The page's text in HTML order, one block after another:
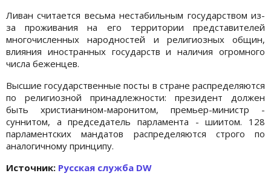
Ливан считается весьма нестабильным государством из-
за проживания на его территории представителей
многочисленных народностей и религиозных общин,
влияния иностранных государств и наличия огромного
числа беженцев.
Высшие государственные посты в стране распределяются
по религиозной принадлежности: президент должен
быть христианином-маронитом, премьер-министр -
суннитом, а председатель парламента - шиитом. 128
парламентских мандатов распределяются строго по
аналогичному принципу.
Источник: Русская служба DW